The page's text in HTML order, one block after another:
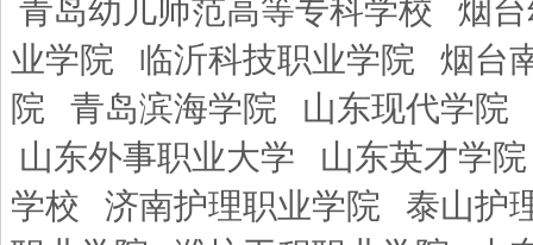
青岛幼儿师范高等专科学校
烟
业学院
临沂科技职业学院
烟台
院
青岛滨海学院
山东现代学院
山东外事职业大学
山东英才学院
学校
济南护理职业学院
泰山护